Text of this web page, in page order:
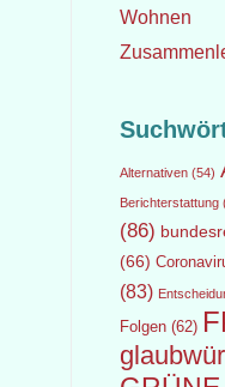
Wohnen
Alternativen(54)
Berichterstattung
(86)
(66)
(83)
Folgen(62)